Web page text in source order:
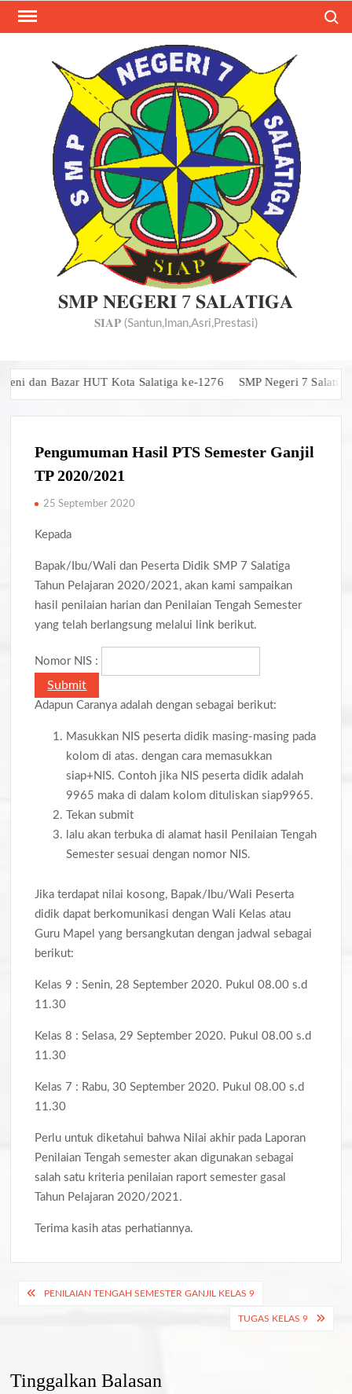
Skip
𝐒𝐌𝐏 𝐍𝐄𝐆𝐄𝐑𝐈 7 𝐒𝐀𝐋𝐀𝐓𝐈𝐆𝐀
𝐒𝐈𝐀𝐏 (Santun,Iman,Asri,Prestasi)
dan Bazar HUT Kota Salatiga ke-1276 SMP Negeri 7 Salatiga
Pengumuman Hasil PTS Semester Ganjil
TP 2020/2021
25 September 2020
Kepada
Bapak/Ibu/Wali dan Peserta Didik SMP 7 Salatiga
Tahun Pelajaran 2020/2021, akan kami sampaikan
hasil penilaian harian dan Penilaian Tengah Semester
yang telah berlangsung melalui link berikut.
Nomor NIS :
Submit
Adapun Caranya adalah dengan sebagai berikut:
Masukkan NIS peserta didik masing-masing pada
kolom di atas. dengan cara memasukkan
siap+NIS. Contoh jika NIS peserta didik adalah
9965 maka di dalam kolom dituliskan siap9965.
Tekan submit
lalu akan terbuka di alamat hasil Penilaian Tengah
Semester sesuai dengan nomor NIS.
Jika terdapat nilai kosong, Bapak/Ibu/Wali Peserta
didik dapat berkomunikasi dengan Wali Kelas atau
Guru Mapel yang bersangkutan dengan jadwal sebagai
berikut:
Kelas 9 : Senin, 28 September 2020. Pukul 08.00 s.d
11.30
Kelas 8 : Selasa, 29 September 2020. Pukul 08.00 s.d
11.30
Kelas 7 : Rabu, 30 September 2020. Pukul 08.00 s.d
11.30
Perlu untuk diketahui bahwa Nilai akhir pada Laporan
Penilaian Tengah semester akan digunakan sebagai
salah satu kriteria penilaian raport semester gasal
Tahun Pelajaran 2020/2021.
Terima kasih atas perhatiannya.
Navigasi
PENILAIAN TENGAH SEMESTER GANJIL KELAS 9
TUGAS KELAS 9
Tinggalkan Balasan